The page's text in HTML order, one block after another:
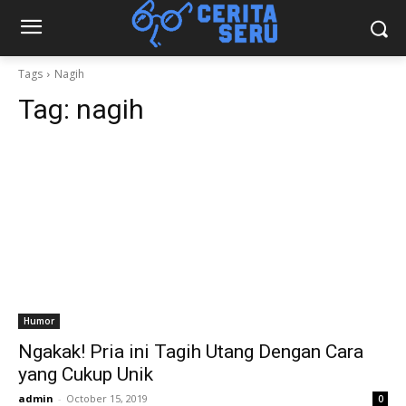
Tags Nagih
Tag: nagih
Humor
Ngakak! Pria ini Tagih Utang Dengan Cara
yang Cukup Unik
admin - October 15, 2019 0